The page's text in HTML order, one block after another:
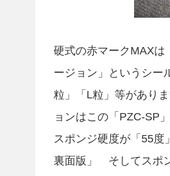
硬式の赤マークMAXは
ージョン」というシ
粒」「L粒」等があり
ョンはこの「PZC-SP
スポンジ硬度が「55度
裏面版」 そしてスポ